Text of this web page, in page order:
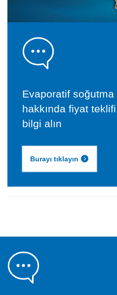
Evaporatif soğutma
hakkında fiyat
bilgi alın
Burayı tıklayın